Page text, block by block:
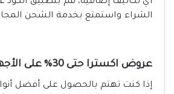
الشراء واستمتع بخدمة الشحن
عروض اكسترا حتى 30% على الأجهزة الإلكترونية
إذا كنت تهتم بالحصول على أفضل أنواع